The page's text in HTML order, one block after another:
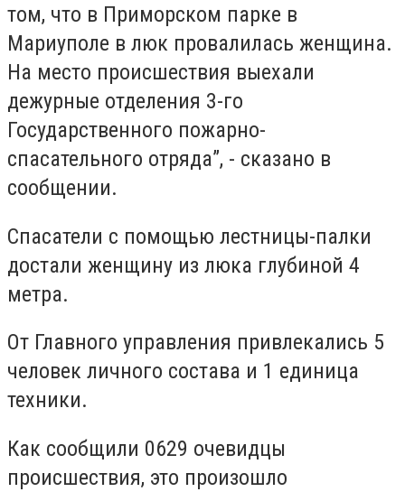
том, что в Приморском парке в
Мариуполе в люк провалилась женщина.
На место происшествия выехали
дежурные отделения 3-го
Государственного пожарно-
спасательного отряда”, - сказано в
сообщении.
Спасатели с помощью лестницы-палки
достали женщину из люка глубиной 4
метра.
От Главного управления привлекались 5
человек личного состава и 1 единица
техники.
Как сообщили 0629 очевидцы
происшествия, это произошло